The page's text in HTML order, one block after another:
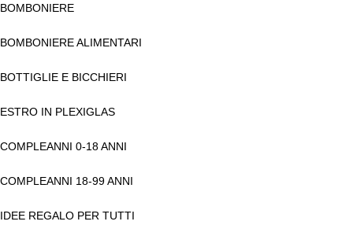
BOMBONIERE
BOMBONIERE ALIMENTARI
BOTTIGLIE E BICCHIERI
ESTRO IN PLEXIGLAS
COMPLEANNI 0-18 ANNI
COMPLEANNI 18-99 ANNI
IDEE REGALO PER TUTTI